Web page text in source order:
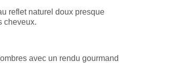
reflet naturel doux presque
cheveux.
avec un rendu gourmand